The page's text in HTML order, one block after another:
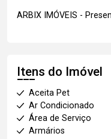
ARBIX IMÓVEIS -
Itens do Imóvel
Aceita Pet
Ar Condicionado
Área de Serviço
Armários